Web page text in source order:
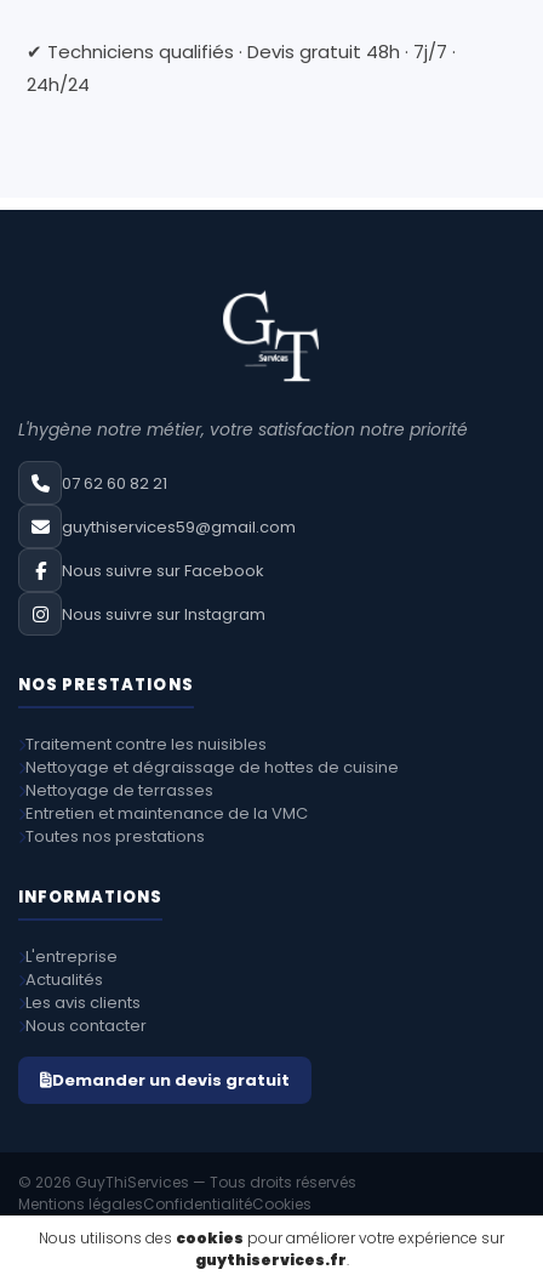
✔ Techniciens qualifiés · Devis gratuit 48h · 7j/7 ·
24h/24
L'hygène notre métier, votre satisfaction notre priorité
07 62 60 82 21
guythiservices59@gmail.com
Nous suivre sur Facebook
Nous suivre sur Instagram
NOS PRESTATIONS
Traitement contre les nuisibles
Nettoyage et dégraissage de hottes de cuisine
Nettoyage de terrasses
Entretien et maintenance de la VMC
Toutes nos prestations
INFORMATIONS
L'entreprise
Actualités
Les avis clients
Nous contacter
Demander un devis gratuit
© 2026 GuyThiServices — Tous droits réservés
Mentions légalesConfidentialitéCookies
EMIPROD v4.8.1
Nous utilisons des cookies pour améliorer votre expérience sur
guythiservices.fr.